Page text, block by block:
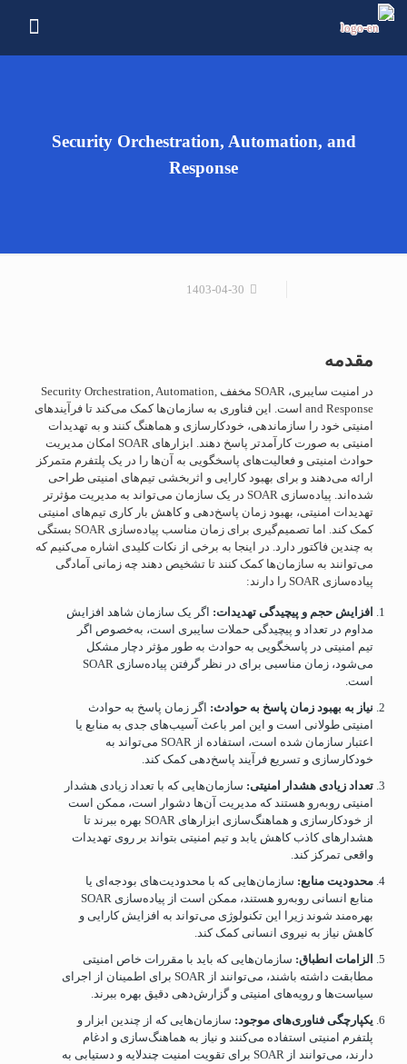
Security Orchestration, Automation, and
Response
1403-04-30
مقدمه
در امنیت سایبری، SOAR مخفف Security Orchestration, Automation,
and Response است. این فناوری به سازمان‌ها کمک می‌کند تا فرآیندهای
امنیتی خود را سازماندهی، خودکارسازی و هماهنگ کنند و به تهدیدات
امنیتی به صورت کارآمدتر پاسخ دهند. ابزارهای SOAR امکان مدیریت
حوادث امنیتی و فعالیت‌های پاسخگویی به آن‌ها را در یک پلتفرم متمرکز
ارائه می‌دهند و برای بهبود کارایی و اثربخشی تیم‌های امنیتی طراحی
شده‌اند. پیاده‌سازی SOAR در یک سازمان می‌تواند به مدیریت مؤثرتر
تهدیدات امنیتی، بهبود زمان پاسخ‌دهی و کاهش بار کاری تیم‌های امنیتی
کمک کند. اما تصمیم‌گیری برای زمان مناسب پیاده‌سازی SOAR بستگی
به چندین فاکتور دارد. در اینجا به برخی از نکات کلیدی اشاره می‌کنیم که
می‌توانند به سازمان‌ها کمک کنند تا تشخیص دهند چه زمانی آمادگی
پیاده‌سازی SOAR را دارند:
افزایش حجم و پیچیدگی تهدیدات: اگر یک سازمان شاهد افزایش
مداوم در تعداد و پیچیدگی حملات سایبری است، به‌خصوص اگر
تیم امنیتی در پاسخگویی به حوادث به طور مؤثر دچار مشکل
می‌شود، زمان مناسبی برای در نظر گرفتن پیاده‌سازی SOAR
است.
نیاز به بهبود زمان پاسخ به حوادث: اگر زمان پاسخ به حوادث
امنیتی طولانی است و این امر باعث آسیب‌های جدی به منابع یا
اعتبار سازمان شده است، استفاده از SOAR می‌تواند به
خودکارسازی و تسریع فرآیند پاسخ‌دهی کمک کند.
تعداد زیادی هشدار امنیتی: سازمان‌هایی که با تعداد زیادی هشدار
امنیتی روبه‌رو هستند که مدیریت آن‌ها دشوار است، ممکن است
از خودکارسازی و هماهنگ‌سازی ابزارهای SOAR بهره ببرند تا
هشدارهای کاذب کاهش یابد و تیم امنیتی بتواند بر روی تهدیدات
واقعی تمرکز کند.
محدودیت منابع: سازمان‌هایی که با محدودیت‌های بودجه‌ای یا
منابع انسانی روبه‌رو هستند، ممکن است از پیاده‌سازی SOAR
بهره‌مند شوند زیرا این تکنولوژی می‌تواند به افزایش کارایی و
کاهش نیاز به نیروی انسانی کمک کند.
الزامات انطباق: سازمان‌هایی که باید با مقررات خاص امنیتی
مطابقت داشته باشند، می‌توانند از SOAR برای اطمینان از اجرای
سیاست‌ها و رویه‌های امنیتی و گزارش‌دهی دقیق بهره ببرند.
یکپارچگی فناوری‌های موجود: سازمان‌هایی که از چندین ابزار و
پلتفرم امنیتی استفاده می‌کنند و نیاز به هماهنگ‌سازی و ادغام
دارند، می‌توانند از SOAR برای تقویت امنیت چندلایه و دستیابی به